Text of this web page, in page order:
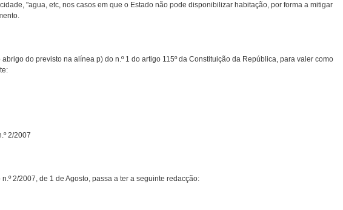
"agua, etc, nos casos em que o Estado não pode disponibilizar habitação, por forma a mitigar
do previsto na alínea p) do n.º 1 do artigo 115º da Constituição da República, para valer como
2/2007
n.º 2/2007, de 1 de Agosto, passa a ter a seguinte redacção: